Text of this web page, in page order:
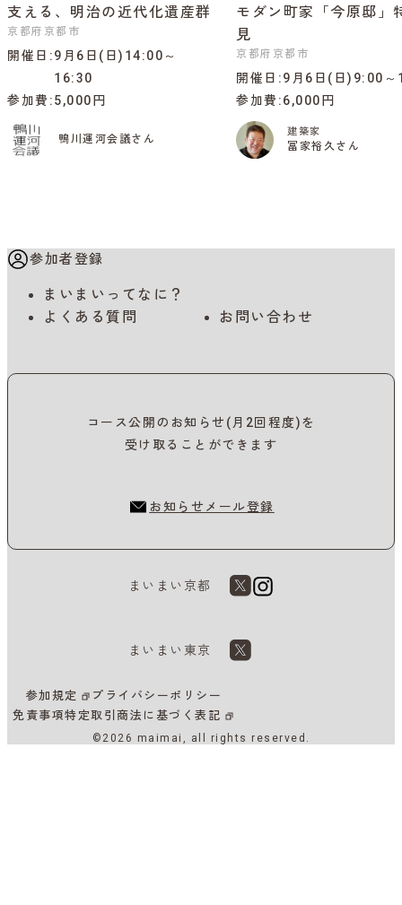
支える、明治の近代化遺産群
京都府京都市
開催日
9月6日(日)14:00～
16:30
参加費 5,000円
鴨川運河会議さん
モダン町家「今原邸」
見
京都府京都市
開催日
9月6日(日)9:00
参加費 6,000円
建築家
冨家裕久さん
参加者登録
まいまいってなに？
よくある質問
お問い合わせ
コース公開のお知らせ(月2回程度)を
受け取ることができます
お知らせメール登録
まいまい京都
まいまい東京
参加規定
プライバシーポリシー
免責事項特定取引商法に基づく表記
©2026 maimai, all rights reserved.